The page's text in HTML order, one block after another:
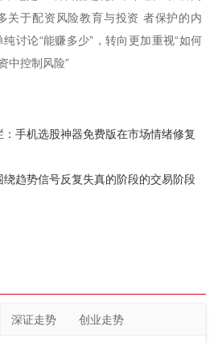
关于配资风险教育与投资 者保护的内
讨论“能赚多少”，转向更加重视“如何
中控制风险”
手机选股神器免费版在市场情绪修复
趋势信号反复失真的阶段的交易阶段
深证走势 创业走势